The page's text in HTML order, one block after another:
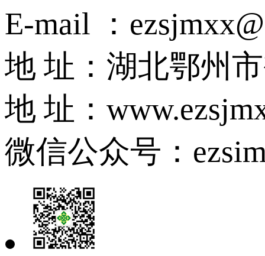
E-mail ：
地 址：湖北鄂州
地 址：
微信公众号：